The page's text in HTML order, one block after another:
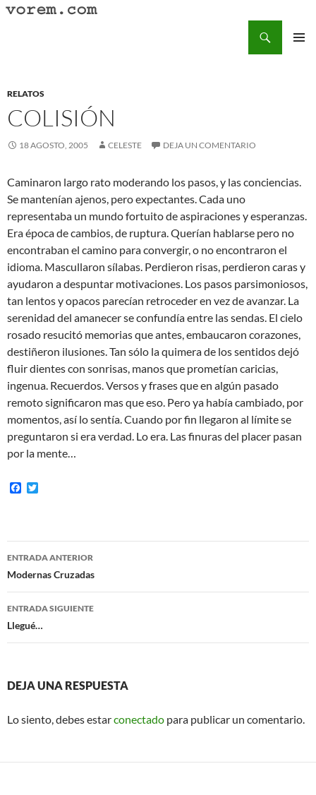
Saltar
RELATOS
COLISIÓN
18 AGOSTO, 2005 CELESTE DEJA UN COMENTARIO
Caminaron largo rato moderando los pasos, y las conciencias.
Se mantenían ajenos, pero expectantes. Cada uno
representaba un mundo fortuito de aspiraciones y esperanzas.
Era época de cambios, de ruptura. Querían hablarse pero no
encontraban el camino para convergir, o no encontraron el
idioma. Mascullaron sílabas. Perdieron risas, perdieron caras y
ayudaron a despuntar motivaciones. Los pasos parsimoniosos,
tan lentos y opacos parecían retroceder en vez de avanzar. La
serenidad del amanecer se confundía entre las sendas. El cielo
rosado resucitó memorias que antes, embaucaron corazones,
destiñeron ilusiones. Tan sólo la quimera de los sentidos dejó
fluir dientes con sonrisas, manos que prometían caricias,
ingenua. Recuerdos. Versos y frases que en algún pasado
remoto significaron mas que eso. Pero ya había cambiado, por
momentos, así lo sentía. Cuando por fin llegaron al límite se
preguntaron si era verdad. Lo era. Las finuras del placer pasan
por la mente…
F
o
o
e
r
Navegación
de
entradas
ENTRADA ANTERIOR
Modernas Cruzadas
ENTRADA SIGUIENTE
Llegué…
DEJA UNA RESPUESTA
Lo siento, debes estarconectado para publicar un comentario.